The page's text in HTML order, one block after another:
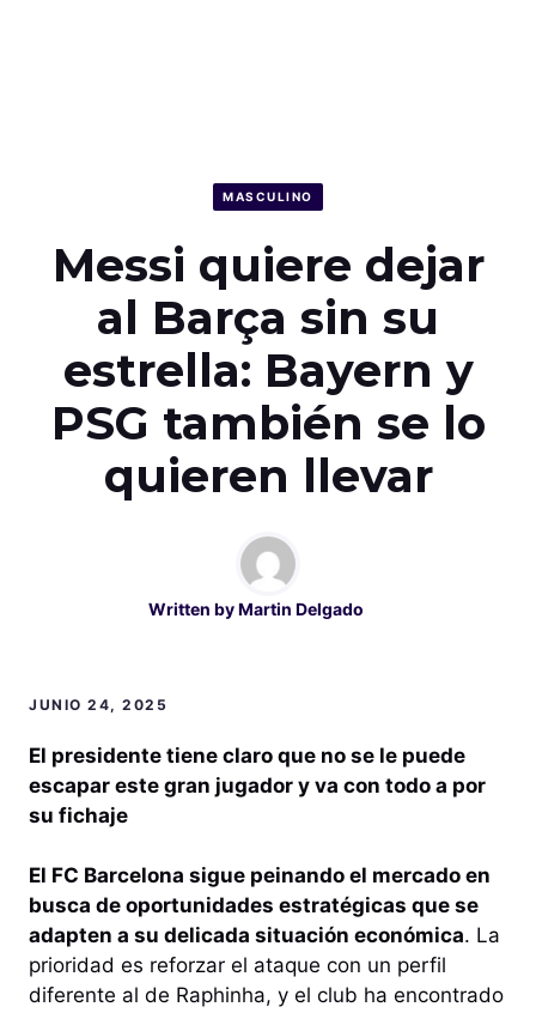
MASCULINO
Messi quiere dejar
al Barça sin su
estrella: Bayern y
PSG también se lo
quieren llevar
Written byMartin Delgado
JUNIO 24, 2025
El presidente tiene claro que no se le puede
escapar este gran jugador y va con todo a por
su fichaje
El FC Barcelona sigue peinando el mercado en
busca de oportunidades estratégicas que se
adapten a su delicada situación económica. La
prioridad es reforzar el ataque con un perfil
diferente al de Raphinha, y el club ha encontrado